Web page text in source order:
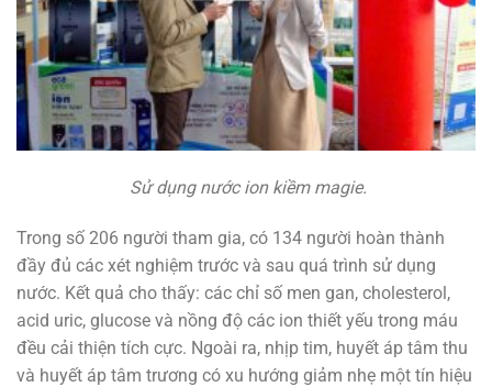
Sử dụng nước ion kiềm magie.
Trong số 206 người tham gia, có 134 người hoàn thành
đầy đủ các xét nghiệm trước và sau quá trình sử dụng
nước. Kết quả cho thấy: các chỉ số men gan, cholesterol,
acid uric, glucose và nồng độ các ion thiết yếu trong máu
đều cải thiện tích cực. Ngoài ra, nhịp tim, huyết áp tâm thu
và huyết áp tâm trương có xu hướng giảm nhẹ một tín hiệu